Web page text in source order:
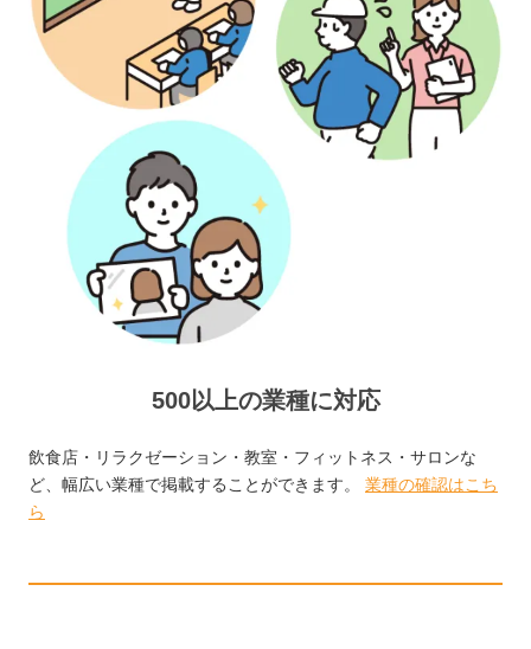
500以上の業種に対応
飲食店・リラクゼーション・教室・フィットネス・サロンな
ど、幅広い業種で掲載することができます。 業種の確認はこち
ら